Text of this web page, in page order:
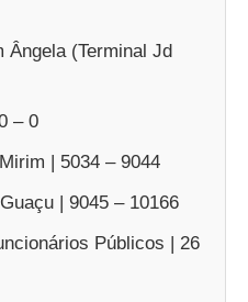
Ângela (Terminal Jd
– 0
| 5034 – 9044
| 9045 – 10166
Públicos | 26